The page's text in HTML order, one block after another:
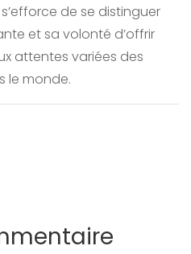
de se distinguer
et sa volonté d’offrir
attentes variées des
le monde.